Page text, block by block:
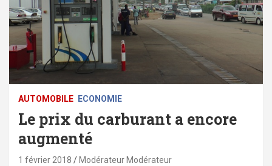
AUTOMOBILE ECONOMIE
Le prix du carburant a encore
augmenté
1 février 2018 Modérateur Modérateur